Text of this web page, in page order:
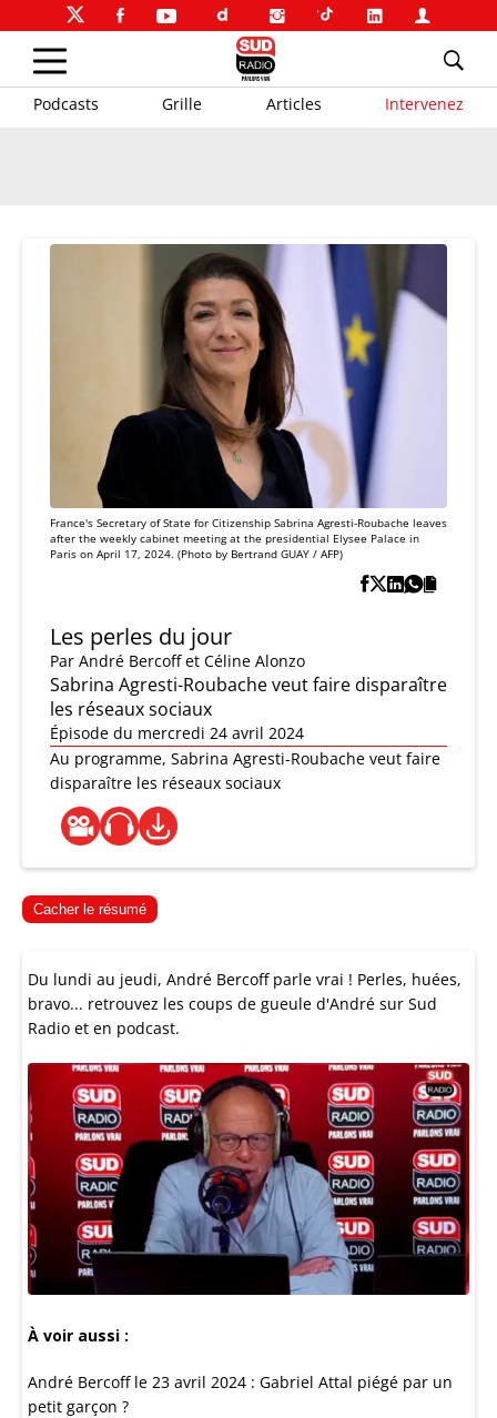
Podcasts Grille Articles Intervenez
France's Secretary of State for Citizenship Sabrina Agresti-Roubache leaves
after the weekly cabinet meeting at the presidential Elysee Palace in
Paris on April 17, 2024. (Photo by Bertrand GUAY / AFP)
Les perles du jour
Par André Bercoff et Céline Alonzo
Sabrina Agresti-Roubache veut faire disparaître
les réseaux sociaux
Épisode du mercredi 24 avril 2024
Au programme, Sabrina Agresti-Roubache veut faire
disparaître les réseaux sociaux
Cacher le résumé
Du lundi au jeudi, André Bercoff parle vrai ! Perles, huées,
bravo... retrouvez les coups de gueule d'André sur Sud
Radio et en podcast.
À voir aussi :
André Bercoff le 23 avril 2024 : Gabriel Attal piégé par un
petit garçon ?